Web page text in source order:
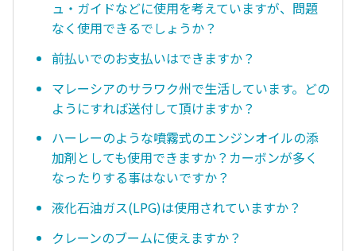
ュ・ガイドなどに使用を考えていますが、問題
なく使用できるでしょうか？
前払いでのお支払いはできますか？
マレーシアのサラワク州で生活しています。どの
ようにすれば送付して頂けますか？
ハーレーのような噴霧式のエンジンオイルの添
加剤としても使用できますか？カーボンが多く
なったりする事はないですか？
液化石油ガス(LPG)は使用されていますか？
クレーンのブームに使えますか？